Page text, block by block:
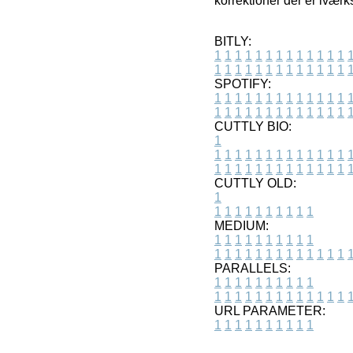
BITLY:
1 1 1 1 1 1 1 1 1 1 1 1 1 1
1 1 1 1 1 1 1 1 1 1 1 1 1 1
SPOTIFY:
1 1 1 1 1 1 1 1 1 1 1 1 1 1
1 1 1 1 1 1 1 1 1 1 1 1 1 1
CUTTLY BIO:
1
1 1 1 1 1 1 1 1 1 1 1 1 1 1
1 1 1 1 1 1 1 1 1 1 1 1 1 1
CUTTLY OLD:
1
1 1 1 1 1 1 1 1 1 1
MEDIUM:
1 1 1 1 1 1 1 1 1 1
1 1 1 1 1 1 1 1 1 1 1 1 1 1
PARALLELS:
1 1 1 1 1 1 1 1 1 1
1 1 1 1 1 1 1 1 1 1 1 1 1 1
URL PARAMETER:
1 1 1 1 1 1 1 1 1 1